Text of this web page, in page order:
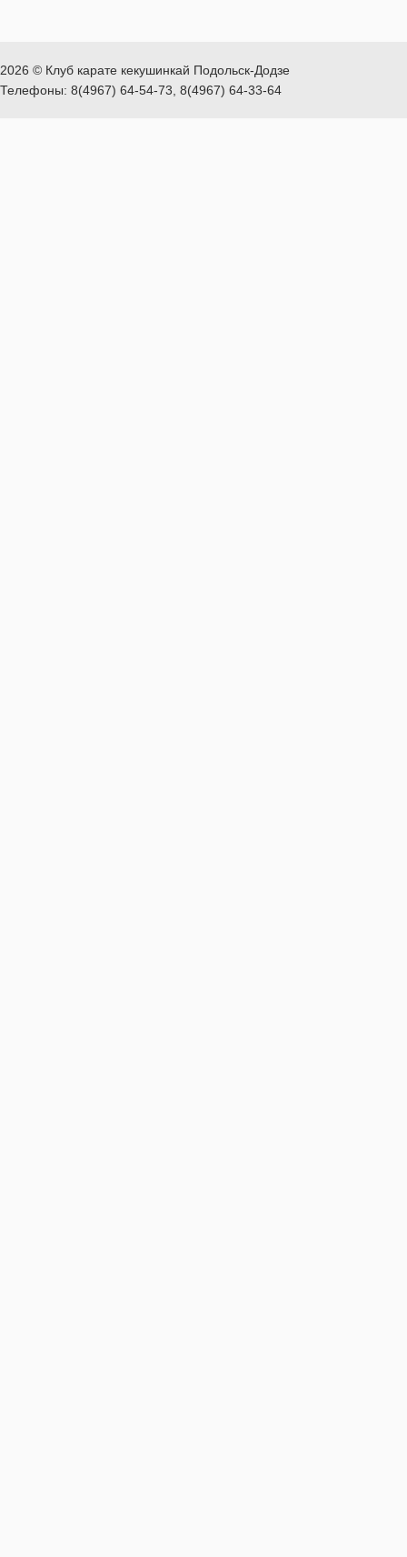
2026 © Клуб карате кекушинкай Подольск-Додзе
Телефоны: 8(4967) 64-54-73, 8(4967) 64-33-64